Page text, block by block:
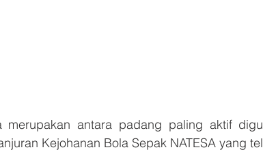
merupakan antara padang paling aktif
Kejohanan Bola Sepak NATESA yang